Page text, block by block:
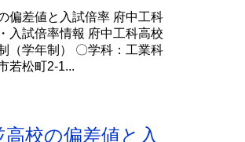
偏差値と入試倍率 府中工科
入試倍率情報 府中工科高校
（学年制） 〇学科：工業科
若松町2-1...
高校の偏差値と入